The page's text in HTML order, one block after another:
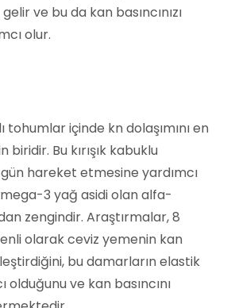
ve bu da kan basıncınızı
olur.
tohumlar içinde kn dolaşımını en
Bu kırışık kabuklu
hareket etmesine yardımcı
3 yağ asidi olan alfa-
zengindir. Araştırmalar, 8
olarak ceviz yemenin kan
bu damarların elastik
olduğunu ve kan basıncını